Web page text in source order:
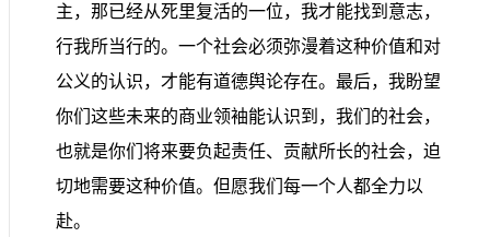
主，那已经从死里复活的一位，我才能找到意志，
行我所当行的。一个社会必须弥漫着这种价值和对
公义的认识，才能有道德舆论存在。最后，我盼望
你们这些未来的商业领袖能认识到，我们的社会，
也就是你们将来要负起责任、贡献所长的社会，迫
切地需要这种价值。但愿我们每一个人都全力以
赴。